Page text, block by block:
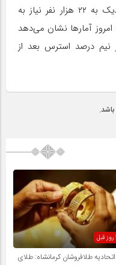
روانشناسی شدند که از این تعداد نزدیک به ۲۲ هزار نفر نیاز به
آمارها نشان می‌دهد
نیم درصد استرس بعد از
طلافروشان کرمانشاه: طلای